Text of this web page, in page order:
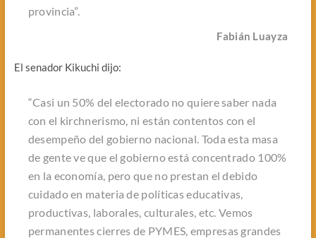
provincia”.
Fabián Luayza
El senador Kikuchi dijo:
“Casi un 50% del electorado no quiere saber nada
con el kirchnerismo, ni están contentos con el
desempeño del gobierno nacional. Toda esta masa
de gente ve que el gobierno está concentrado 100%
en la economía, pero que no prestan el debido
cuidado en materia de políticas educativas,
productivas, laborales, culturales, etc. Vemos
permanentes cierres de PYMES, empresas grandes